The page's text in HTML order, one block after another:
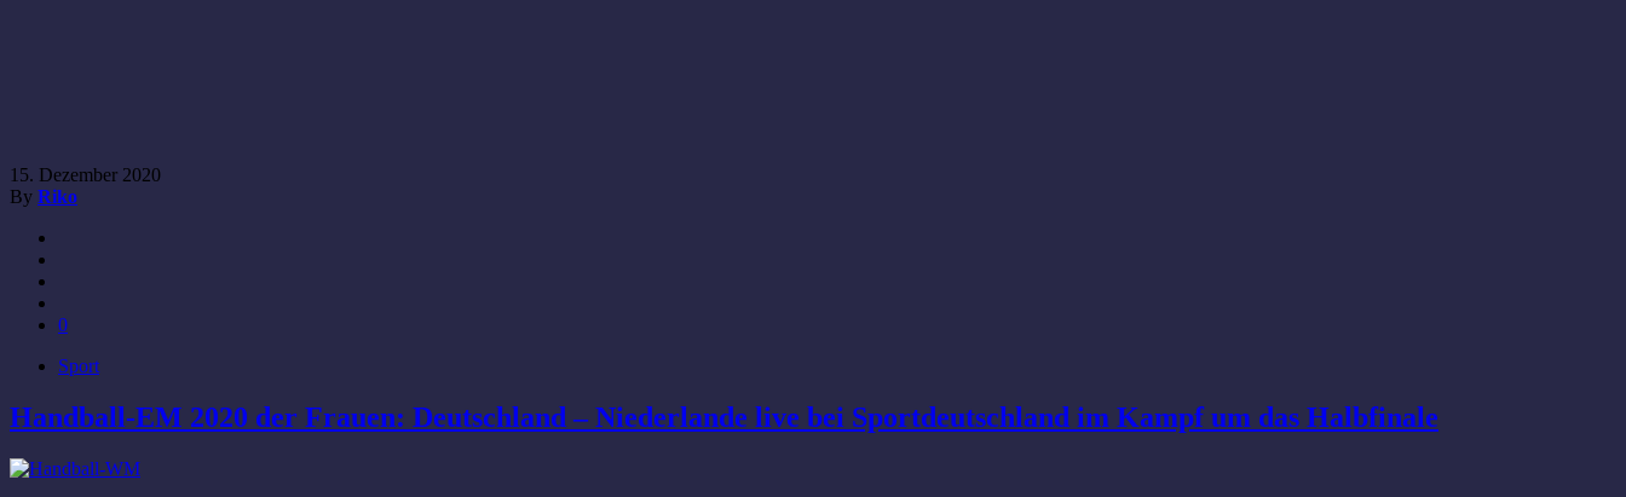
15. Dezember 2020
By Riko
0
Sport
Handball-EM 2020 der Frauen: Deutschland – Niederlande live bei Sportdeutschland im Kampf um das Halbfinale